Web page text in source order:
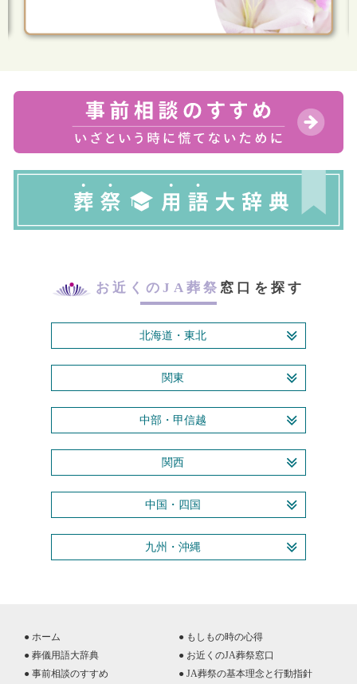
お近くのJA葬祭 窓口を探す
北海道・東北
関東
中部・甲信越
関西
中国・四国
九州・沖縄
● ホーム
● もしもの時の心得
● 葬儀用語大辞典
● お近くのJA葬祭窓口
● 事前相談のすすめ
● JA葬祭の基本理念と行動指針